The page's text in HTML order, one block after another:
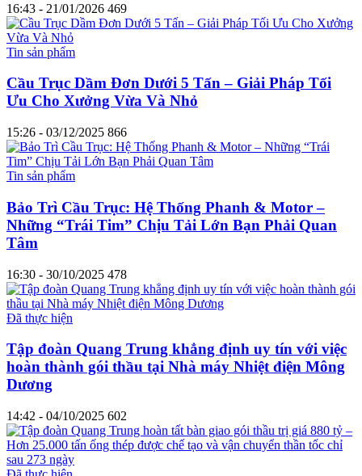
16:43 - 21/01/2026 469
Tin sản phẩm
Cầu Trục Dầm Đơn Dưới 5 Tấn – Giải Pháp Tối
Ưu Cho Xưởng Vừa Và Nhỏ
15:26 - 03/12/2025 866
Tin sản phẩm
Bảo Trì Cầu Trục: Hệ Thống Phanh & Motor –
Những “Trái Tim” Chịu Tải Lớn Bạn Phải Quan
Tâm
16:30 - 30/10/2025 478
Đã thực hiện
Tập đoàn Quang Trung khẳng định uy tín với việc
hoàn thành gói thầu tại Nhà máy Nhiệt điện Mông
Dương
14:42 - 04/10/2025 602